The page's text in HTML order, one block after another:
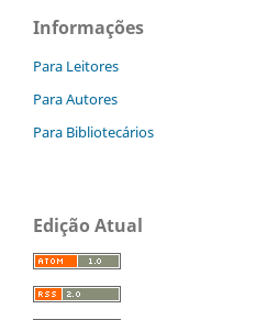
Informações
Para Leitores
Para Autores
Para Bibliotecários
Edição Atual